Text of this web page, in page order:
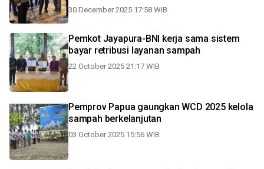
30 December 2025 17:58 WIB
Pemkot Jayapura-BNI kerja sama sistem
bayar retribusi layanan sampah
22 October 2025 21:17 WIB
Pemprov Papua gaungkan WCD 2025 kelola
sampah berkelanjutan
03 October 2025 15:56 WIB